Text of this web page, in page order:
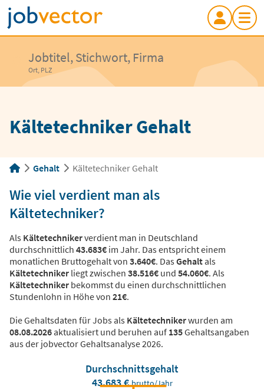
Jobtitel, Stichwort, Firma
Ort, PLZ
Kältetechniker Gehalt
Gehalt Kältetechniker Gehalt
Wie viel verdient man als
Kältetechniker?
Als Kältetechnikerverdient man in Deutschland
durchschnittlich 43.683€ im Jahr. Das entspricht einem
monatlichen Bruttogehalt von 3.640€. DasGehaltals
Kältetechniker liegt zwischen 38.516€ und 54.060€. Als
Kältetechniker bekommst du einen durchschnittlichen
Stundenlohn in Höhe von 21€.
Die Gehaltsdaten für Jobs als Kältetechnikerwurden am
08.08.2026aktualisiert und beruhen auf 135Gehaltsangaben
aus der jobvector Gehaltsanalyse 2026.
Durchschnittsgehalt
43.683 €brutto/Jahr